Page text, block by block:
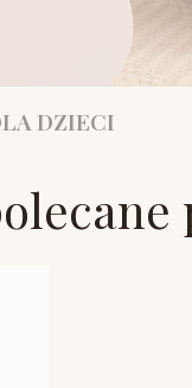
DZIECI